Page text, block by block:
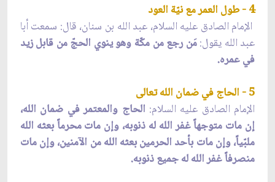
4 - طول العمر مع نيّة العود
الإمام الصادق عليه السلام، عبد الله بن سنان، قال: سمعت أبا
عبد الله يقول:مَن رجع من مكّة وهو ينوي الحجّ من قابل زيد
في عمره.
5 - الحاج في ضمان الله تعالى
الإمام الصادق عليه السلام: الحاج والمعتمر في ضمان الله،
إن مات متوجهاً غفر الله له ذنوبه، وإن مات محرماً بعثه الله
ملبّياً، وإن مات بأحد الحرمين بعثه الله من الآمنين، وإن مات
منصرفاً غفر الله له جميع ذنوبه.